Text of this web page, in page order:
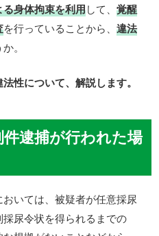
身体拘束を利用して、覚醒
を行っていることから、違法
。
性について、解説します。
逮捕が行われた場
おいては、被疑者が任意採尿
尿令状を得られるまでの